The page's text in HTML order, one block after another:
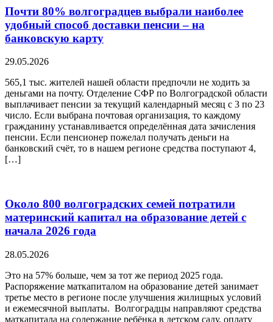
Почти 80% волгоградцев выбрали наиболее
удобный способ доставки пенсии – на
банковскую карту
29.05.2026
565,1 тыс. жителей нашей области предпочли не ходить за
деньгами на почту. Отделение СФР по Волгоградской области
выплачивает пенсии за текущий календарный месяц с 3 по 23
число. Если выбрана почтовая организация, то каждому
гражданину устанавливается определённая дата зачисления
пенсии. Если пенсионер пожелал получать деньги на
банковский счёт, то в нашем регионе средства поступают 4,
[…]
Около 800 волгоградских семей потратили
материнский капитал на образование детей с
начала 2026 года
28.05.2026
Это на 57% больше, чем за тот же период 2025 года.
Распоряжение маткапиталом на образование детей занимает
третье место в регионе после улучшения жилищных условий
и ежемесячной выплаты. Волгоградцы направляют средства
маткапитала на содержание ребёнка в детском саду, оплату